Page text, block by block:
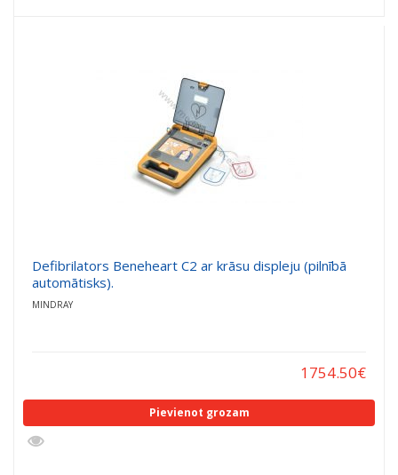
Defibrilators Beneheart C2 ar krāsu displeju (pilnībā
automātisks).
MINDRAY
1754.50€
Pievienot grozam